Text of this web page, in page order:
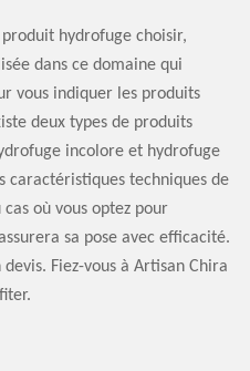
hydrofuge choisir,
dans ce domaine qui
vous indiquer les produits
deux types de produits
incolore et hydrofuge
techniques de
où vous optez pour
sa pose avec efficacité.
Fiez-vous à Artisan Chira